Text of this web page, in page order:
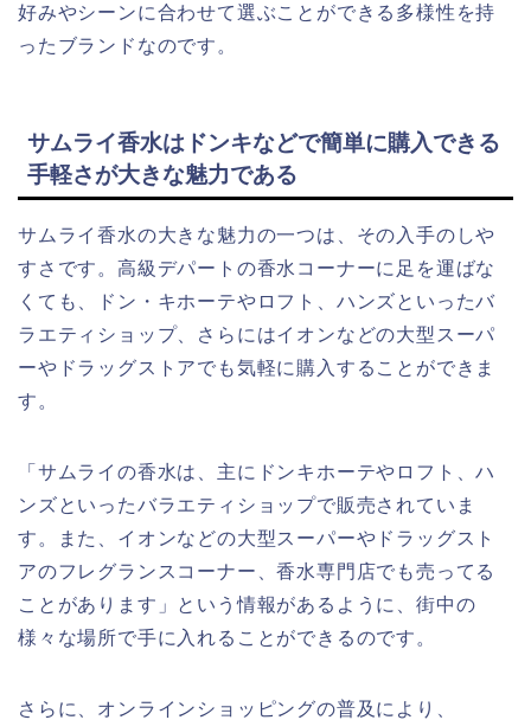
好みやシーンに合わせて選ぶことができる多様性を持
ったブランドなのです。
サムライ香水はドンキなどで簡単に購入できる
手軽さが大きな魅力である
サムライ香水の大きな魅力の一つは、その入手のしや
すさです。高級デパートの香水コーナーに足を運ばな
くても、ドン・キホーテやロフト、ハンズといったバ
ラエティショップ、さらにはイオンなどの大型スーパ
ーやドラッグストアでも気軽に購入することができま
す。
「サムライの香水は、主にドンキホーテやロフト、ハ
ンズといったバラエティショップで販売されていま
す。また、イオンなどの大型スーパーやドラッグスト
アのフレグランスコーナー、香水専門店でも売ってる
ことがあります」という情報があるように、街中の
様々な場所で手に入れることができるのです。
さらに、オンラインショッピングの普及により、